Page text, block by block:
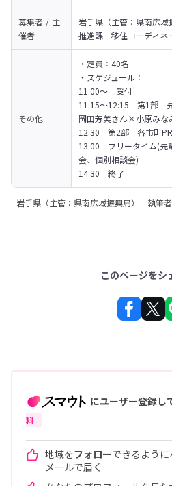
募集者 / 主
催者
岩手県（主管：県南広
推進課　移住コーディネ
その他
・定員：40名
・スケジュール：
11:00～　受付
11:15～12:15　第1部　
岡田芳美さん×小原みな
12:30　第2部　各市町
13:00　フリータイム(先
会、個別相談会)
14:30　終了
岩手県（主管：県南広域振興局） 執筆
このページをシ
にユーザー登録し
料
地域をフォローできるように
メールで届く